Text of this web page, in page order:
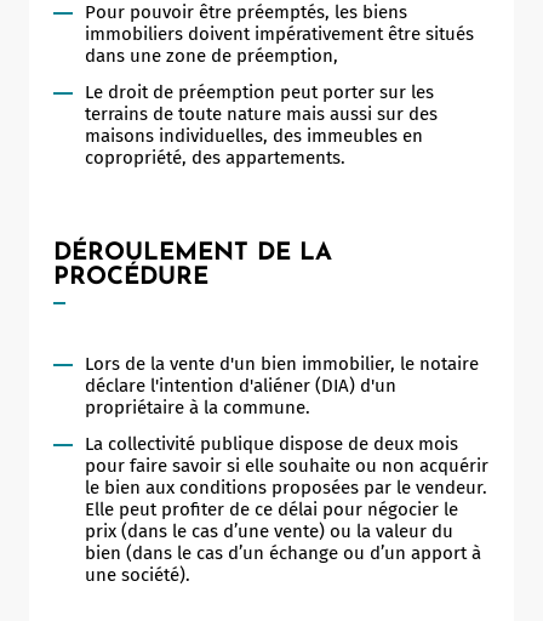
Pour pouvoir être préemptés, les biens
immobiliers doivent impérativement être situés
dans une zone de préemption,
Le droit de préemption peut porter sur les
terrains de toute nature mais aussi sur des
maisons individuelles, des immeubles en
copropriété, des appartements.
DÉROULEMENT DE LA
PROCÉDURE
Lors de la vente d'un bien immobilier, le notaire
déclare l'intention d'aliéner (DIA) d'un
propriétaire à la commune.
La collectivité publique dispose de deux mois
pour faire savoir si elle souhaite ou non acquérir
le bien aux conditions proposées par le vendeur.
Elle peut profiter de ce délai pour négocier le
prix (dans le cas d’une vente) ou la valeur du
bien (dans le cas d’un échange ou d’un apport à
une société).